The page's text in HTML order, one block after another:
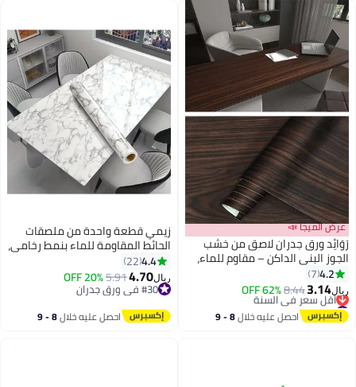
عرض الميجا 📣
رَوَائِد ورق جدران لاصق من خشب
الجوز البني الداكن – مقاوم للماء،
تصميم حبيبات الخشب الطبيعي –
لتغليف الخزائن والمطابخ والدواليب
4.2
7
ريال3.14
8.44
62% OFF
#38 في ورق جدران
أقل سعر في السنة
#38 في ورق جدران
احصل عليه خلال 8 - 9
زيمي قطعة واحدة من ملصقات
الحائط المقاومة للماء بنمط رخامي،
ملصقات للطاولة، مقاومة للحرارة
والزيت، ملصقات خزانة المطبخ،
ملصقات ذاتية اللصق لتجديد الأثاث،
المنزل، منظم الأدراج
4.4
22
ريال4.70
5.91
20% OFF
#30 في ورق جدران
احصل عليه خلال 8 - 9